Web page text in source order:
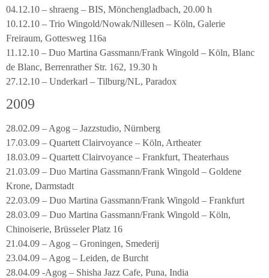
04.12.10 – shraeng – BIS, Mönchengladbach, 20.00 h
10.12.10 – Trio Wingold/Nowak/Nillesen – Köln, Galerie
Freiraum, Gottesweg 116a
11.12.10 – Duo Martina Gassmann/Frank Wingold – Köln, Blanc
de Blanc, Berrenrather Str. 162, 19.30 h
27.12.10 – Underkarl – Tilburg/NL, Paradox
2009
28.02.09 – Agog – Jazzstudio, Nürnberg
17.03.09 – Quartett Clairvoyance – Köln, Artheater
18.03.09 – Quartett Clairvoyance – Frankfurt, Theaterhaus
21.03.09 – Duo Martina Gassmann/Frank Wingold – Goldene
Krone, Darmstadt
22.03.09 – Duo Martina Gassmann/Frank Wingold – Frankfurt
28.03.09 – Duo Martina Gassmann/Frank Wingold – Köln,
Chinoiserie, Brüsseler Platz 16
21.04.09 – Agog – Groningen, Smederij
23.04.09 – Agog – Leiden, de Burcht
28.04.09 -Agog – Shisha Jazz Cafe, Puna, India